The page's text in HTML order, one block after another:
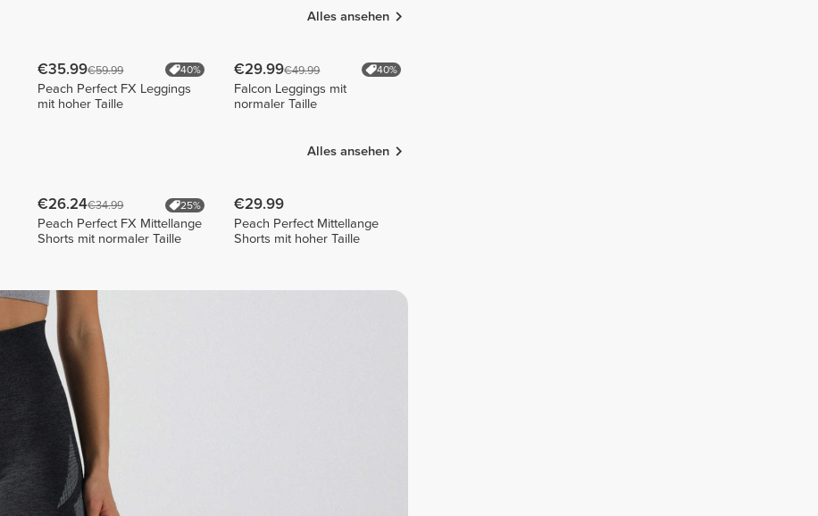
Alles ansehen
€35.99€59.99 40%
Peach Perfect FX Leggings
mit hoher Taille
€29.99€49.99 40%
Falcon Leggings mit
normaler Taille
Alles ansehen
€26.24€34.99 25%
Peach Perfect FX Mittellange
Shorts mit normaler Taille
€29.99
Peach Perfect Mittellange
Shorts mit hoher Taille